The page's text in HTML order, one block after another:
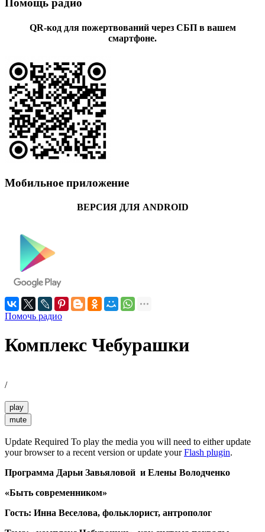
Помощь радио
QR-код для пожертвований через СБП в вашем
смартфоне.
Мобильное приложение
ВЕРСИЯ ДЛЯ ANDROID
Помочь радио
Комплекс Чебурашки
/
play
mute
Update Required To play the media you will need to either update
your browser to a recent version or update yourFlash plugin.
Программа Дарьи Завьяловой и Елены Володченко
«Быть современником»
Гость: Инна Веселова, фольклорист, антрополог